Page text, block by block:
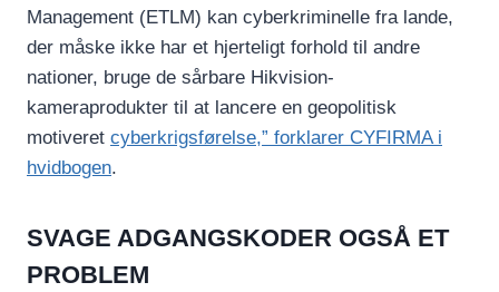
Management (ETLM) kan cyberkriminelle fra lande,
der måske ikke har et hjerteligt forhold til andre
nationer, bruge de sårbare Hikvision-
kameraprodukter til at lancere en geopolitisk
motiveret cyberkrigsførelse,” forklarer CYFIRMA i
hvidbogen.
SVAGE ADGANGSKODER OGSÅ ET
PROBLEM